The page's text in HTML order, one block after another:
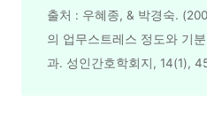
출처 : 우혜종, & 박경숙.
의 업무스트레스 정도와 기
과. 성인간호학회지, 14(1),